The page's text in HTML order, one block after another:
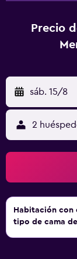
también cuenta
secado,
todos los días
sirve un
hamburguesas,
Precio
sáb. 15/8
2
Habitación con
tipo de cama